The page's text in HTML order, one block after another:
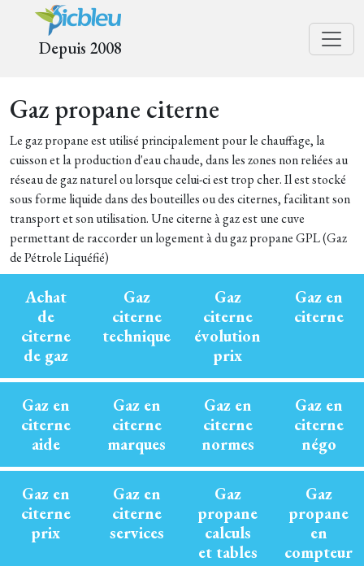
Depuis 2008
Gaz propane citerne
Le gaz propane est utilisé principalement pour le chauffage, la
cuisson et la production d'eau chaude, dans les zones non reliées au
réseau de gaz naturel ou lorsque celui-ci est trop cher. Il est stocké
sous forme liquide dans des bouteilles ou des citernes, facilitant son
transport et son utilisation. Une citerne à gaz est une cuve
permettant de raccorder un logement à du gaz propane GPL (Gaz
de Pétrole Liquéfié)
Achat
de
citerne
de gaz
Gaz
citerne
technique
Gaz
citerne
évolution
prix
Gaz en
citerne
Gaz en
citerne
aide
Gaz en
citerne
marques
Gaz en
citerne
normes
Gaz en
citerne
négo
Gaz en
citerne
prix
Gaz en
citerne
services
Gaz
propane
calculs
et tables
Gaz
propane
en
compteur